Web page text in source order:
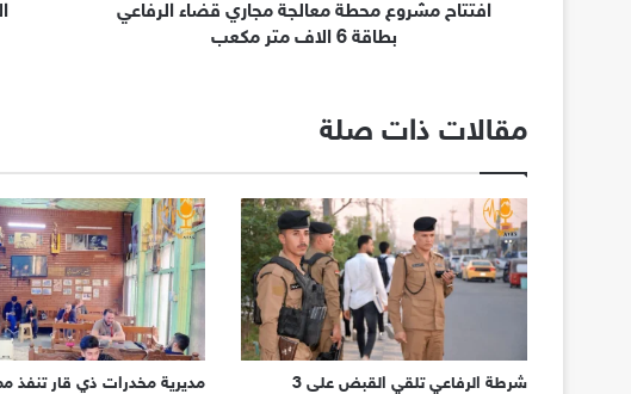
افتتاح مشروع محطة معالجة مجاري قضاء الرفاعي
بطاقة 6 الاف متر مكعب
مقالات ذات صلة
شرطة الرفاعي تلقي القبض على 3 مديرية مخدرات ذي قار تنفذ